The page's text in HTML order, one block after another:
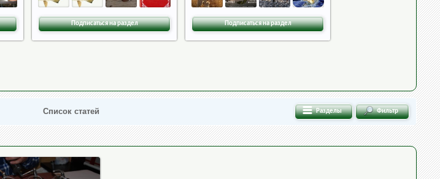
Подписаться на раздел Подписаться на раздел
Список статей Разделы Фильтр